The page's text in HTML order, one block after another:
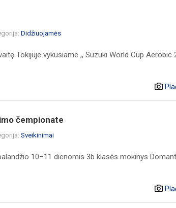
Didžiuojamės
Tokijuje vykusiame ,, Suzuki World Cup Aerobic
čempionate
Sveikinimai
10–11 dienomis 3b klasės mokinys